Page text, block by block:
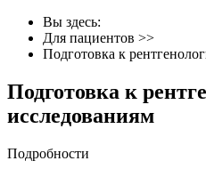
Вы здесь:
Для пациентов >>
Подготовка к
Подготовка к
исследованиям
Подробности